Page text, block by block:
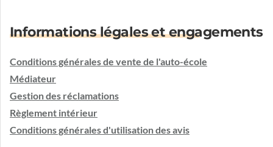
Informations légales et engagements
Conditions générales de vente de l'auto-école
Médiateur
Gestion des réclamations
Règlement intérieur
Conditions générales d'utilisation des avis